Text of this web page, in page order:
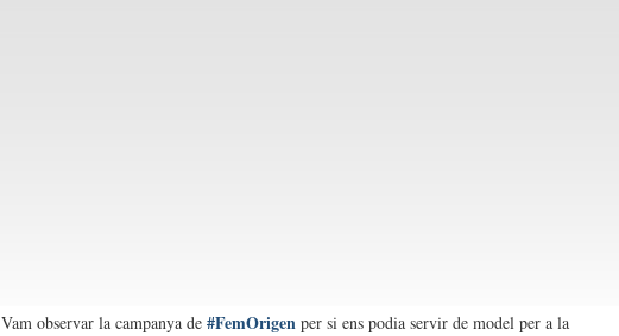
Vam observar la campanya de #FemOrigenper si ens podia servir de model per a la